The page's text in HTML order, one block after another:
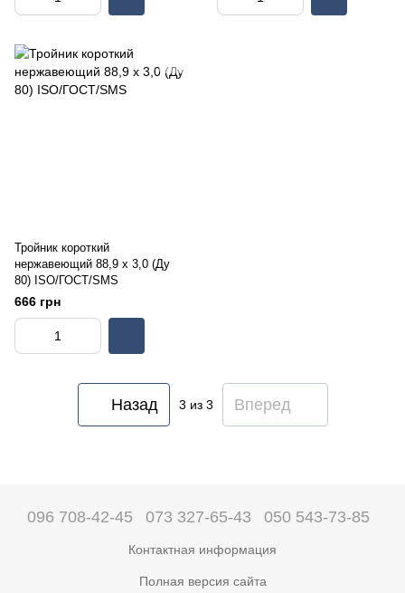
Тройник короткий
нержавеющий 88,9 х 3,0 (Ду
80) ISO/ГОСТ/SMS
666 грн
Назад 3 из 3 Вперед
096 708-42-45 073 327-65-43 050 543-73-85
Контактная информация
Полная версия сайта